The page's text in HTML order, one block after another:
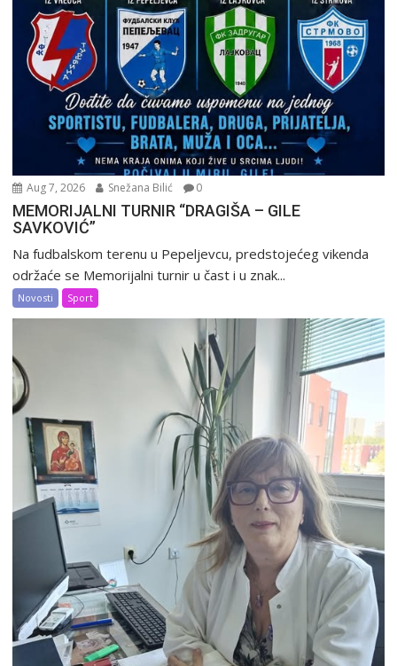
Aug 7, 2026 Snežana Bilić 0
MEMORIJALNI TURNIR “DRAGIŠA – GILE
SAVKOVIĆ”
Na fudbalskom terenu u Pepeljevcu, predstojećeg vikenda
održaće se Memorijalni turnir u čast i u znak...
Novosti Sport